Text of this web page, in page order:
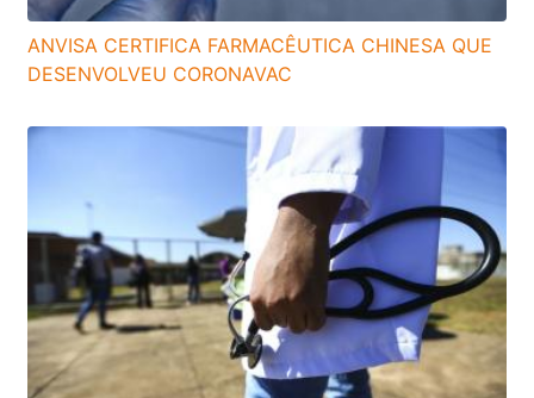
ANVISA CERTIFICA FARMACÊUTICA CHINESA QUE
DESENVOLVEU CORONAVAC